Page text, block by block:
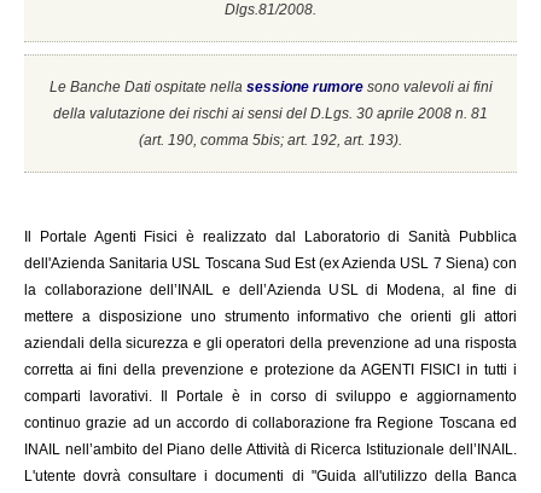
Dlgs.81/2008.
Le Banche Dati ospitate nella sessione rumore sono valevoli ai fini
della valutazione dei rischi ai sensi del D.Lgs. 30 aprile 2008 n. 81
(art. 190, comma 5bis; art. 192, art. 193).
Portale Agenti Fisici è realizzato dal Laboratorio di Sanità Pubblica
dell'Azienda Sanitaria USL Toscana Sud Est (ex Azienda USL 7 Siena) con
la collaborazione dell’INAIL e dell’Azienda USL di Modena, al fine di
mettere a disposizione uno strumento informativo che orienti gli attori
aziendali della sicurezza e gli operatori della prevenzione ad una risposta
corretta ai fini della prevenzione e protezione da AGENTI FISICI in tutti i
comparti lavorativi. Il Portale è in corso di sviluppo e aggiornamento
continuo grazie ad un accordo di collaborazione fra Regione Toscana ed
INAIL nell’ambito del Piano delle Attività di Ricerca Istituzionale dell’INAIL.
L'utente dovrà consultare i documenti di "Guida all'utilizzo della Banca